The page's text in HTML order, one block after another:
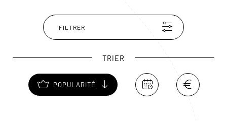
murs. Témoignages du passé défensif de Brasov, le
Bastion des Tisserands et les remparts fortifiés se
parcourent à pied.
FILTRER
TRIER
POPULARITÉ